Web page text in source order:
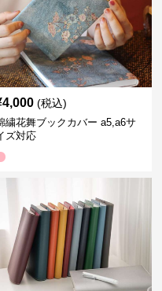
4,000 (税込)
繍花舞ブックカバー a5,a6サ
ズ対応